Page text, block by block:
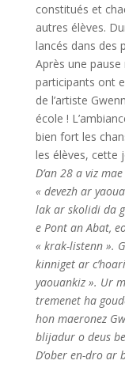
constitués et
autres élèves.
lancés dans des
Après une
participants ont
de l’artiste
école !
bien fort les
les élèves, cette
D’an 28 a viz
« devezh ar
lak ar skolidi da
e Pont an Abat,
« krak-listenn ».
kinniget ar
yaouankiz ». Ur
tremenet ha
hon maeronez
blijadur o deus
D’ober en-dro ar